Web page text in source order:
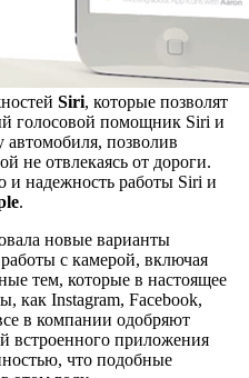
Siri, которые позволят
голосовой помощник Siri и
позволив
не отвлекаясь от дороги.
и надежность работы Siri и
.
новые варианты
с камерой, включая
тем, которые в настоящее
как Instagram, Facebook,
в компании одобряют
встроенного приложения
что подобные